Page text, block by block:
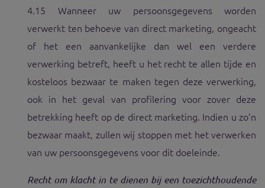
4.15 Wanneer uw persoonsgegevens worden
verwerkt ten behoeve van direct marketing, ongeacht
of het een aanvankelijke dan wel een verdere
verwerking betreft, heeft u het recht te allen tijde en
kosteloos bezwaar te maken tegen deze verwerking,
ook in het geval van profilering voor zover deze
betrekking heeft op de direct marketing. Indien u zo’n
bezwaar maakt, zullen wij stoppen met het verwerken
van uw persoonsgegevens voor dit doeleinde.
Recht om klacht in te dienen bij een toezichthoudende